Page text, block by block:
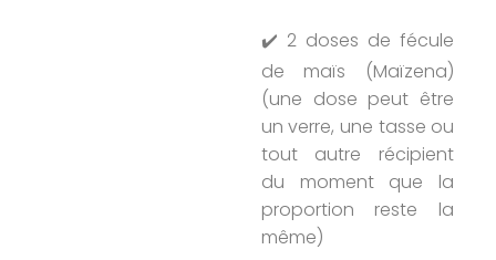
✔️ 2 doses de fécule
de maïs (Maïzena)
(une dose peut être
un verre, une tasse ou
tout autre récipient
du moment que la
proportion reste la
même)